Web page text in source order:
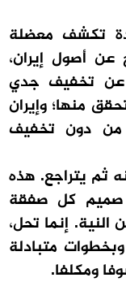
تكشف معضلة
عن أصول إيران،
ولا عن تخفيف جدي
منها؛ وإيران
من دون تخفيف
ثم يتراجع. هذه
صميم كل صفقة
النية. إنما تحل،
متبادلة
ومكلفا.